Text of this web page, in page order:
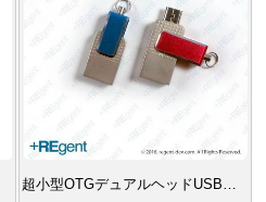
超小型OTGデュアルヘッドUSBメモリ